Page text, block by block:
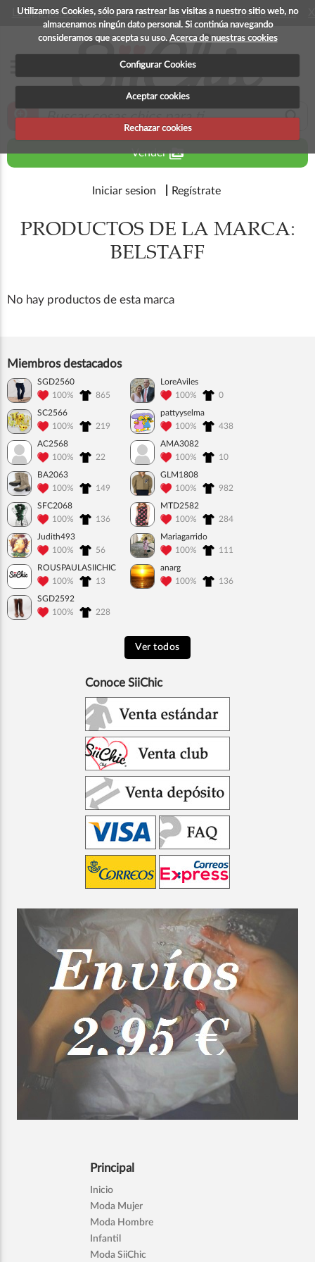
Utilizamos Cookies, sólo para rastrear las visitas a nuestro sitio web, no
almacenamos ningún dato personal. Si continúa navegando
consideramos que acepta su uso. Acerca de nuestras cookies
Configurar Cookies
Aceptar cookies
Rechazar cookies
La app para android esta en fase beta, disponible en breve
zoom_in search
Venderperm_media
Iniciar sesion Regístrate
PRODUCTOS DE LA MARCA:
BELSTAFF
No hay productos de esta marca
Miembros destacados
SGD2560
100%
865
LoreAviles
100%
0
SC2566
100%
219
pattyyselma
100%
438
AC2568
100%
22
AMA3082
100%
10
BA2063
100%
149
GLM1808
100%
982
SFC2068
100%
136
MTD2582
100%
284
Judith493
100%
56
Mariagarrido
100%
111
ROUSPAULASIICHIC
100%
13
anarg
100%
136
SGD2592
100%
228
Ver todos
Conoce SiiChic
Principal
Inicio
Moda Mujer
Moda Hombre
Infantil
Moda SiiChic